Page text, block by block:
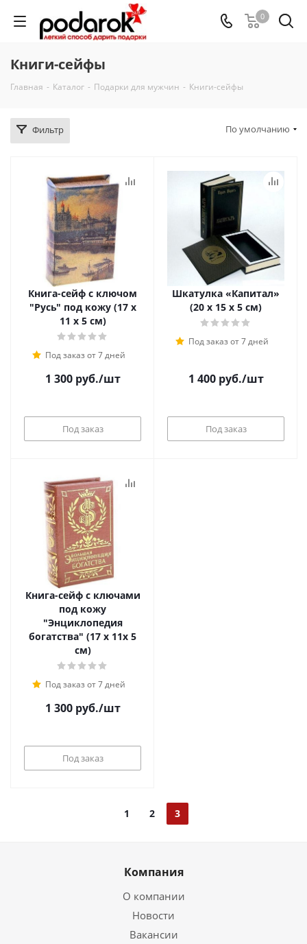
0
Книги-сейфы
Главная - Каталог - Подарки для мужчин - Книги-сейфы
Фильтр По умолчанию
Книга-сейф с ключом
"Русь" под кожу (17 х
11 х 5 см)
Под заказ от 7 дней
1 300руб./шт
Под заказ
Шкатулка «Капитал»
(20 х 15 х 5 см)
Под заказ от 7 дней
1 400руб./шт
Под заказ
Книга-сейф с ключами
под кожу
"Энциклопедия
богатства" (17 х 11х 5
см)
Под заказ от 7 дней
1 300руб./шт
Под заказ
1 2 3
Компания
О компании
Новости
Вакансии